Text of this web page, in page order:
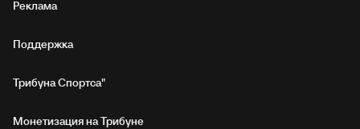
Реклама
Поддержка
Трибуна Спортса"
Монетизация на Трибуне